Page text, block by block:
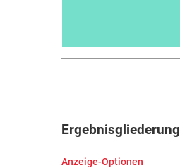
Ergebnisgliederung
Anzeige-Optionen